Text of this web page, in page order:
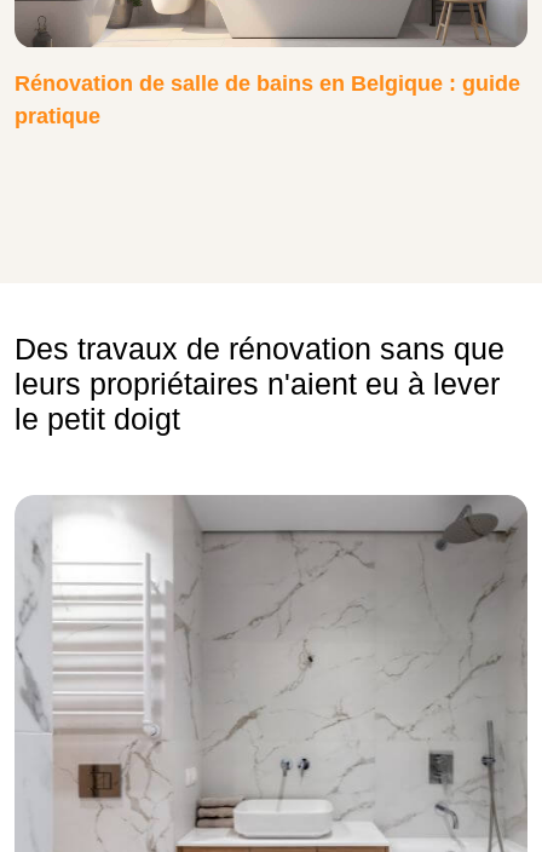
Rénovation de salle de bains en Belgique : guide
pratique
Des travaux de rénovation sans que
leurs propriétaires n'aient eu à lever
le petit doigt